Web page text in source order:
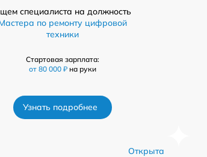
специалиста на должность
по ремонту цифровой
техники
Стартовая зарплата:
от 80 000 ₽ на руки
Узнать подробнее
Открыта